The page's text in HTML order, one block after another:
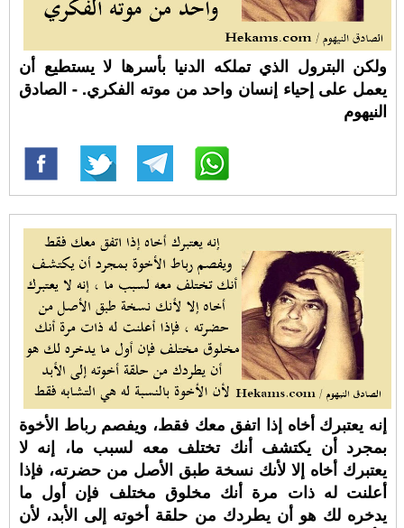
ولكن البترول الذي تملكه الدنيا بأسرها لا يستطيع أن
يعمل على إحياء إنسان واحد من موته الفكري. - الصادق
النيهوم
إنه يعتبرك أخاه إذا اتفق معك فقط، ويفصم رباط الأخوة
بمجرد أن يكتشف أنك تختلف معه لسبب ما، إنه لا
يعتبرك أخاه إلا لأنك نسخة طبق الأصل من حضرته، فإذا
أعلنت له ذات مرة أنك مخلوق مختلف فإن أول ما
يدخره لك هو أن يطردك من حلقة أخوته إلى الأبد، لأن